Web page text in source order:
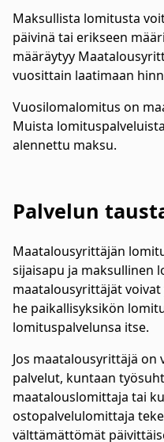
Maksullista lomitusta
päivinä tai erikseen
määräytyy
vuosittain laatimaan
Vuosilomalomitus on
Muista
alennettu maksu.
Palvelun
Maatalousyrittäjän
sijaisapu ja maksullinen
maatalousyrittäjät
he paikallisyksikön
lomituspalvelunsa itse.
Jos maatalousyrittäjä
palvelut, kuntaan
maatalouslomittaja tai
ostopalvelulomittaja
välttämättömät